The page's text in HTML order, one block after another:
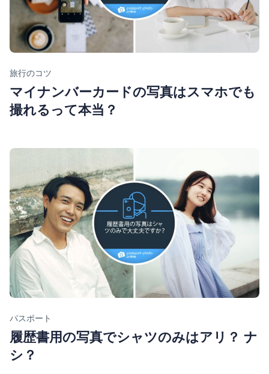
Category
旅行のコツ
マイナンバーカードの写真はスマホでも
撮れるって本当？
Category
パスポート
履歴書用の写真でシャツのみはアリ？ ナ
シ？